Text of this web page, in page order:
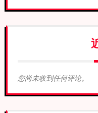
您尚未收到任何评论。